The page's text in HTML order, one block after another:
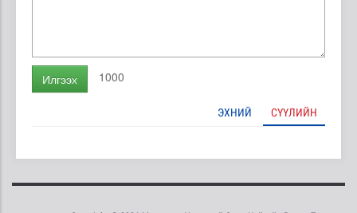
Илгээх 1000
ЭХНИЙ СҮҮЛИЙН